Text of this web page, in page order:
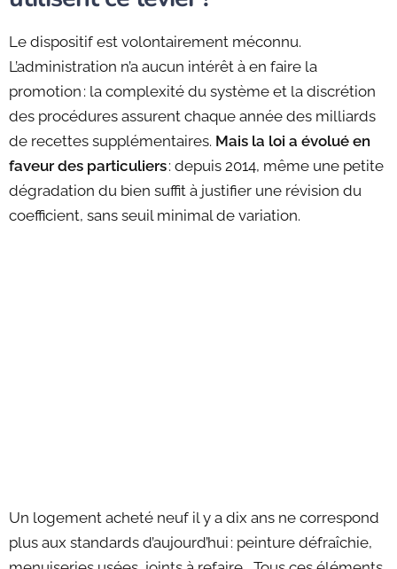
Le dispositif est volontairement méconnu.
L’administration n’a aucun intérêt à en faire la
promotion : la complexité du système et la discrétion
des procédures assurent chaque année des milliards
de recettes supplémentaires. Mais la loi a évolué en
faveur des particuliers: depuis 2014, même une petite
dégradation du bien suffit à justifier une révision du
coefficient, sans seuil minimal de variation.
Un logement acheté neuf il y a dix ans ne correspond
plus aux standards d’aujourd’hui : peinture défraîchie,